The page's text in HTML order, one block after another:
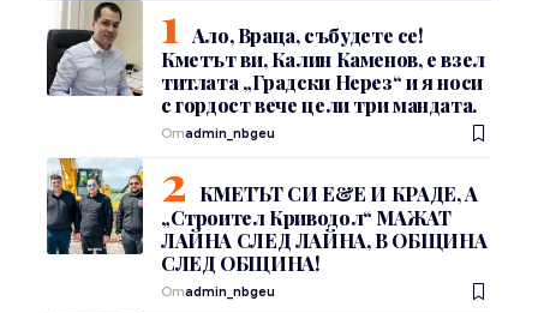
Ало, Враца, събудете се!
Кметът ви, Калин Каменов, е взел
титлата „Градски Нерез“ и я носи
с гордост вече цели три мандата.
Отadmin_nbgeu
КМЕТЪТ СИ Е&Е И КРАДЕ, А
„Строител Криводол“ МАЖАТ
ЛАЙНА СЛЕД ЛАЙНА, В ОБЩИНА
СЛЕД ОБЩИНА!
Отadmin_nbgeu